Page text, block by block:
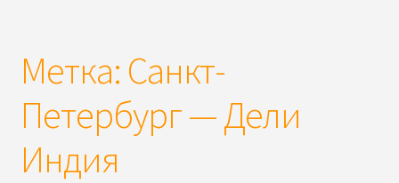
Метка: Санкт-
Петербург — Дели
Индия